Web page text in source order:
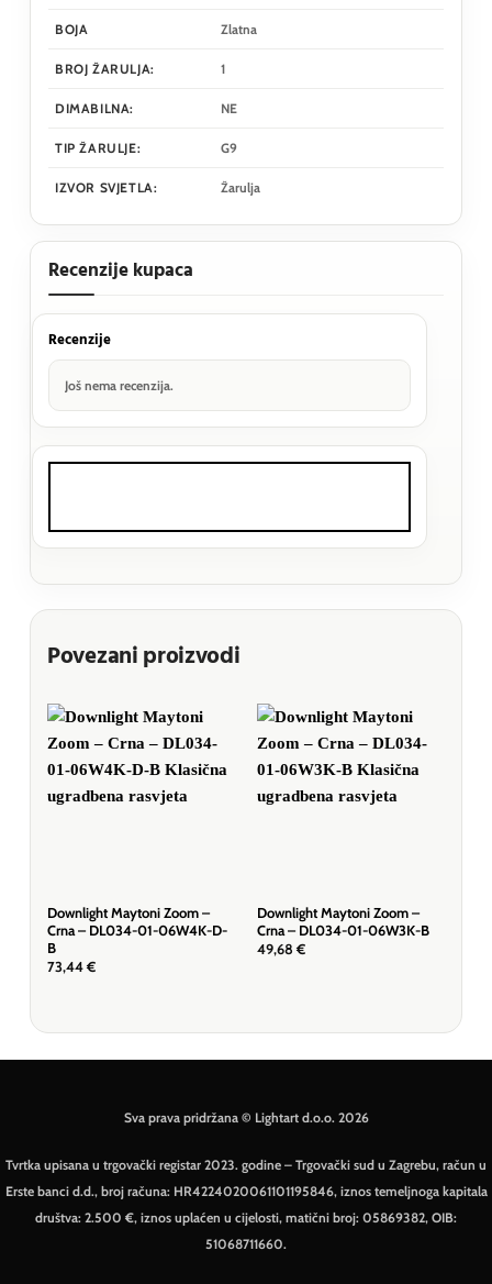
BOJA Zlatna
BROJ ŽARULJA: 1
DIMABILNA: NE
TIP ŽARULJE: G9
IZVOR SVJETLA: Žarulja
Recenzije kupaca
Recenzije
Još nema recenzija.
Povezani proizvodi
Downlight Maytoni Zoom –
Crna – DL034-01-06W4K-D-
B
73,44 €
Downlight Maytoni Zoom –
Crna – DL034-01-06W3K-B
49,68 €
Sva prava pridržana © Lightart d.o.o. 2026
Tvrtka upisana u trgovački registar 2023. godine – Trgovački sud u Zagrebu, račun u
Erste banci d.d., broj računa: HR4224020061101195846, iznos temeljnoga kapitala
društva: 2.500 €, iznos uplaćen u cijelosti, matični broj: 05869382, OIB:
51068711660.